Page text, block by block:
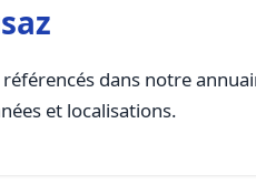
référencés dans notre
et localisations.